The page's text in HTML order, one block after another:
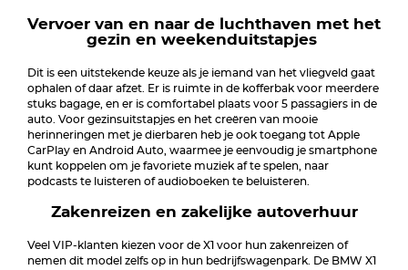
Vervoer van en naar de luchthaven met het
gezin en weekenduitstapjes
Dit is een uitstekende keuze als je iemand van het vliegveld gaat
ophalen of daar afzet. Er is ruimte in de kofferbak voor meerdere
stuks bagage, en er is comfortabel plaats voor 5 passagiers in de
auto. Voor gezinsuitstapjes en het creëren van mooie
herinneringen met je dierbaren heb je ook toegang tot Apple
CarPlay en Android Auto, waarmee je eenvoudig je smartphone
kunt koppelen om je favoriete muziek af te spelen, naar
podcasts te luisteren of audioboeken te beluisteren.
Zakenreizen en zakelijke autoverhuur
Veel VIP-klanten kiezen voor de X1 voor hun zakenreizen of
nemen dit model zelfs op in hun bedrijfswagenpark. De BMW X1